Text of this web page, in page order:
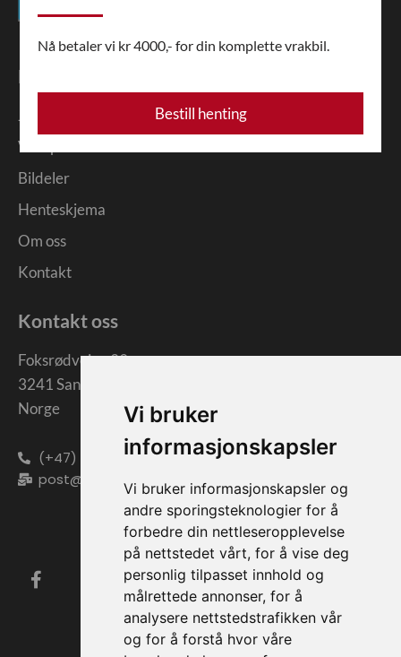
Vi bruker
informasjonskapsler
Vi bruker informasjonskapsler og
andre sporingsteknologier for å
forbedre din nettleseropplevelse
på nettstedet vårt, for å vise deg
personlig tilpasset innhold og
målrettede annonser, for å
analysere nettstedstrafikken vår
og for å forstå hvor våre
Nyttige linker
Jernskrap
Vrakpant
Bildeler
Henteskjema
Om oss
Kontakt
Kontakt oss
Foksrødveien 39
3241 Sandefjord
Norge
(+47) 33 47 02 00
post@torgersskraphandel.no
Nå betaler vi kr 4000,- for din komplette vrakbil.
Bestill henting